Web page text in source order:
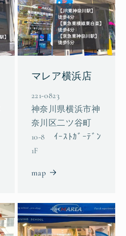
マレア横浜店
221-0823
神奈川県横浜市神
奈川区二ツ谷町
10-8 ｲｰｽﾄｶﾞｰﾃﾞﾝ
1F
map